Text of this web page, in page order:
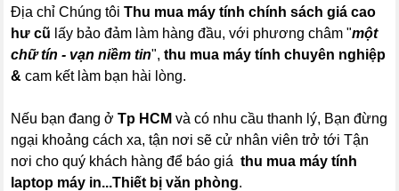
Địa chỉ Chúng tôiThu mua máy tính chính sách giá cao
hư cũ lấy bảo đảm làm hàng đầu, với phương châm "một
chữ tín - vạn niềm tin",thu mua máy tính chuyên nghiệp
& cam kết làm bạn hài lòng.
Nếu bạn đang ởTp HCM và có nhu cầu thanh lý, Bạn đừng
ngại khoảng cách xa, tận nơi sẽ cử nhân viên trở tới Tận
nơi cho quý khách hàng để báo giáthu mua máy tính
laptop máy in...Thiết bị văn phòng.